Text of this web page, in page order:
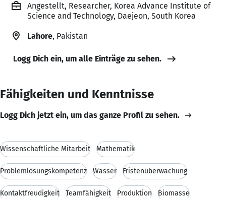
Angestellt, Researcher, Korea Advance Institute of
Science and Technology, Daejeon, South Korea
Lahore, Pakistan
Logg Dich ein, um alle Einträge zu sehen.
Fähigkeiten und Kenntnisse
Logg Dich jetzt ein, um das ganze Profil zu sehen.
Wissenschaftliche Mitarbeit Mathematik
Problemlösungskompetenz Wasser Fristenüberwachung
Kontaktfreudigkeit Teamfähigkeit Produktion Biomasse